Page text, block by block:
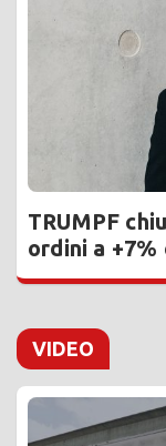
TRUMPF
ordini a +7%
VIDEO